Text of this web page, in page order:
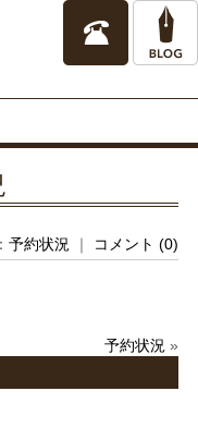
予約状況 ｜ コメント (0)
予約状況 »